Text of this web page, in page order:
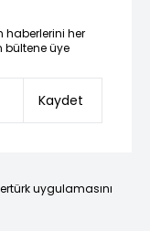
haberlerini her
bültene üye
Kaydet
uygulamasını